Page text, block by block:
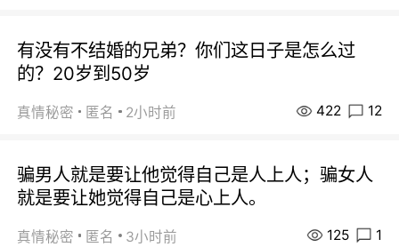
有没有不结婚的兄弟？你们这日子是怎么过
的？20岁到50岁
真情秘密 匿名 2小时前 422 12
骗男人就是要让他觉得自己是人上人；骗女人
就是要让她觉得自己是心上人。
真情秘密 匿名 3小时前 125 1